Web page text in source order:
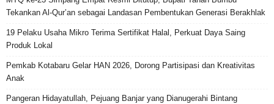
Tekankan Al-Qur’an sebagai Landasan Pembentukan Generasi Berakhlak
19 Pelaku Usaha Mikro Terima Sertifikat Halal, Perkuat Daya Saing
Produk Lokal
Pemkab Kotabaru Gelar HAN 2026, Dorong Partisipasi dan Kreativitas
Anak
Pangeran Hidayatullah, Pejuang Banjar yang Dianugerahi Bintang